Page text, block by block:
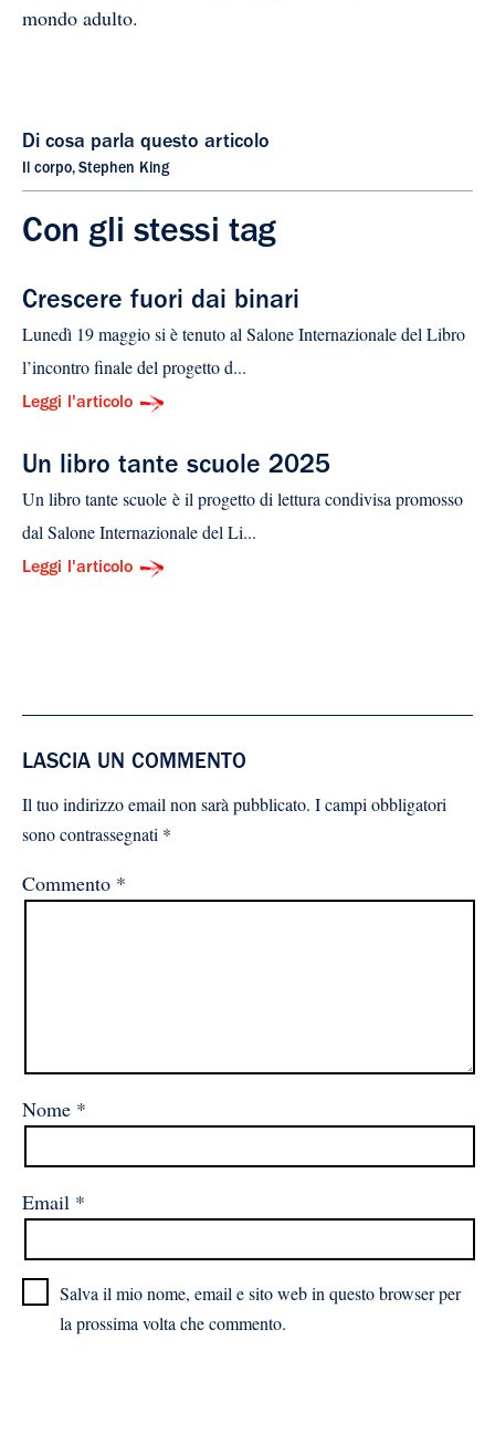
mondo adulto.
Di cosa parla questo articolo
Il corpo, Stephen King
Con gli stessi tag
Crescere fuori dai binari
Lunedì 19 maggio si è tenuto al Salone Internazionale del Libro
l’incontro finale del progetto d...
Leggi l'articolo
Un libro tante scuole 2025
Un libro tante scuole è il progetto di lettura condivisa promosso
dal Salone Internazionale del Li...
Leggi l'articolo
LASCIA UN COMMENTO
Il tuo indirizzo email non sarà pubblicato. I campi obbligatori
sono contrassegnati *
Commento *
Nome *
Email *
Salva il mio nome, email e sito web in questo browser per
la prossima volta che commento.